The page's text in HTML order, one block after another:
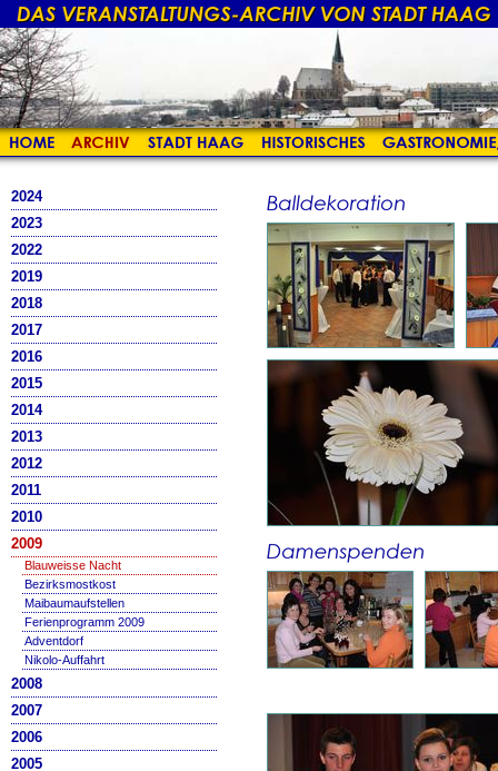
2024
2023
2022
2019
2018
2017
2016
2015
2014
2013
2012
2011
2010
2009
Blauweisse Nacht
Bezirksmostkost
Maibaumaufstellen
Ferienprogramm 2009
Adventdorf
Nikolo-Auffahrt
2008
2007
2006
2005